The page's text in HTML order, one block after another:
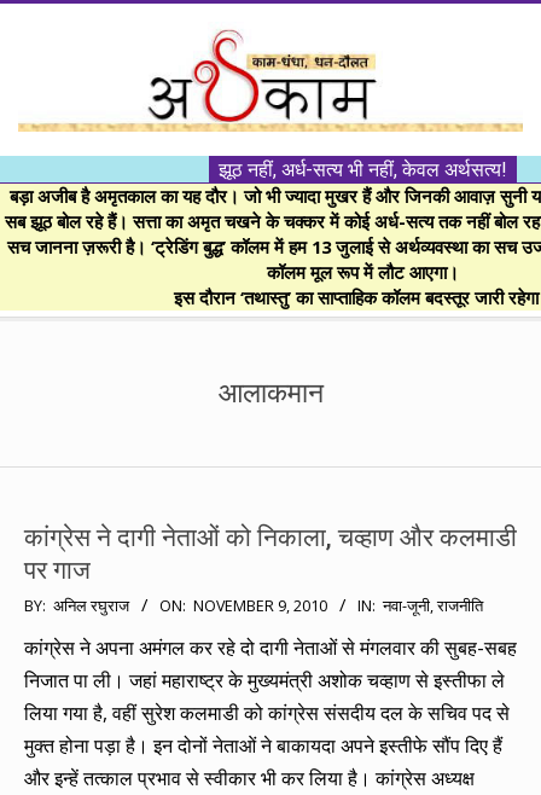
।।
अर्थकाम।।
BE
FINANCIALLY
झूठ नहीं, अर्ध-सत्य भी नहीं, केवल अर्थसत्य!
बड़ा अजीब है अमृतकाल का यह दौर। जो भी ज्यादा मुखर हैं और जिनकी आवाज़ सुनी
सब झूठ बोल रहे हैं। सत्ता का अमृत चखने के चक्कर में कोई अर्ध-सत्य तक नहीं बोल
सच जानना ज़रूरी है। ‘ट्रेडिंग बुद्ध’ कॉलम में हम 13 जुलाई से अर्थव्यवस्था का सच
कॉलम मूल रूप में लौट आएगा।
इस दौरान ‘तथास्तु’ का साप्ताहिक कॉलम बदस्तूर जारी
आलाकमान
कांग्रेस ने दागी नेताओं को निकाला, चव्हाण और कलमाडी
पर गाज
2010-
11-
09
BY: अनिल रघुराज ON: NOVEMBER 9, 2010 IN: नवा-जूनी,राजनीति
कांग्रेस ने अपना अमंगल कर रहे दो दागी नेताओं से मंगलवार की सुबह-सबह
निजात पा ली। जहां महाराष्ट्र के मुख्यमंत्री अशोक चव्हाण से इस्तीफा ले
लिया गया है, वहीं सुरेश कलमाडी को कांग्रेस संसदीय दल के सचिव पद से
मुक्त होना पड़ा है। इन दोनों नेताओं ने बाकायदा अपने इस्तीफे सौंप दिए हैं
और इन्हें तत्काल प्रभाव से स्वीकार भी कर लिया है। कांग्रेस अध्यक्ष